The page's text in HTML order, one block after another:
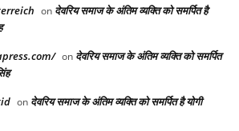
on देवरिय समाज के अंतिम व्यक्ति को समर्पित है
on देवरिय समाज के अंतिम व्यक्ति को समर्पित
on देवरिय समाज के अंतिम व्यक्ति को समर्पित है योगी